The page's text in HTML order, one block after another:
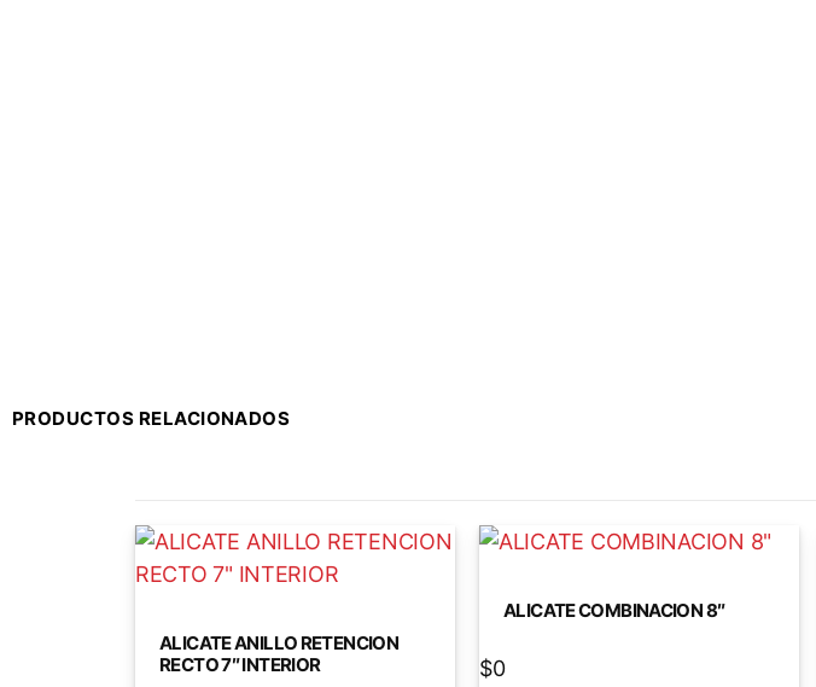
PRODUCTOS RELACIONADOS
ALICATE ANILLO RETENCION
RECTO 7″ INTERIOR
ALICATE COMBINACION 8″
$0